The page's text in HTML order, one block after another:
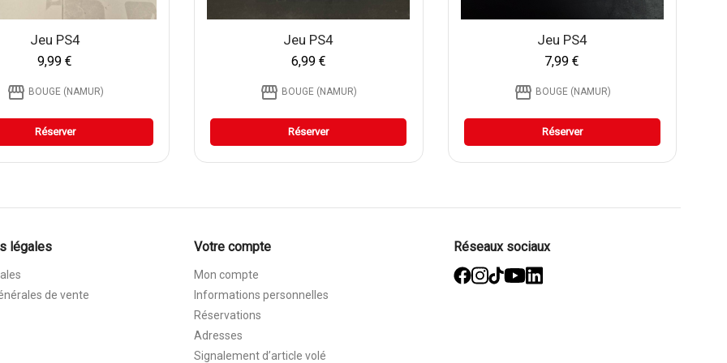
Jeu PS4
9,99 €
storefront BOUGE (NAMUR)
Réserver
Jeu PS4
6,99 €
storefront BOUGE (NAMUR)
Réserver
Jeu PS4
7,99 €
storefront BOUGE (NAMUR)
Réserver
légales
de vente
Votre compte
Mon compte
Informations personnelles
Réservations
Adresses
Signalement d’article volé
Réseaux sociaux
facebook
Instagram
TikTokYouTube
Linked